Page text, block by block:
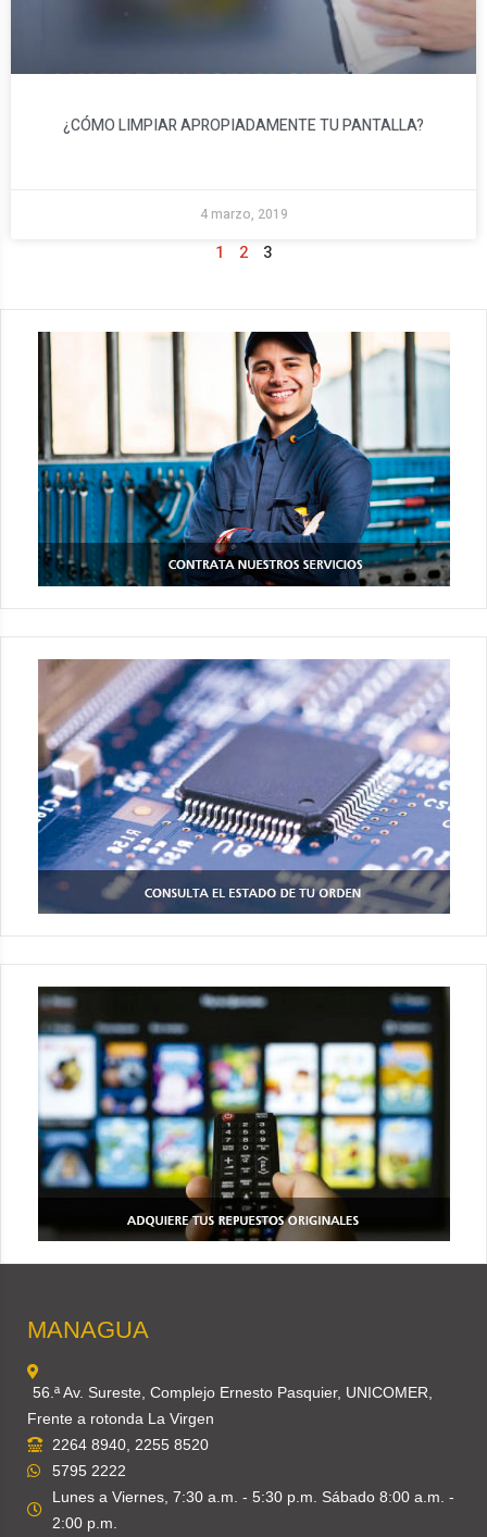
¿CÓMO LIMPIAR APROPIADAMENTE TU PANTALLA?
4 marzo, 2019
1 2 3
MANAGUA
56.ª Av. Sureste, Complejo Ernesto Pasquier, UNICOMER,
Frente a rotonda La Virgen
2264 8940, 2255 8520
5795 2222
Lunes a Viernes, 7:30 a.m. - 5:30 p.m. Sábado 8:00 a.m. -
2:00 p.m.